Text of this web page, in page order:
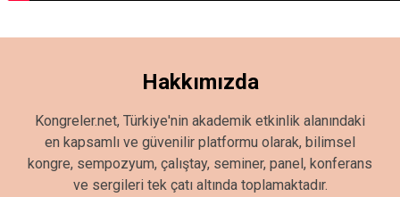
Hakkımızda
Kongreler.net, Türkiye'nin akademik etkinlik alanındaki
en kapsamlı ve güvenilir platformu olarak, bilimsel
kongre, sempozyum, çalıştay, seminer, panel, konferans
ve sergileri tek çatı altında toplamaktadır.